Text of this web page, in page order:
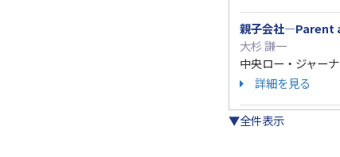
親子会社—Parent
大杉 謙一
中央ロー・ジャー
詳細を見る
▼全件表示